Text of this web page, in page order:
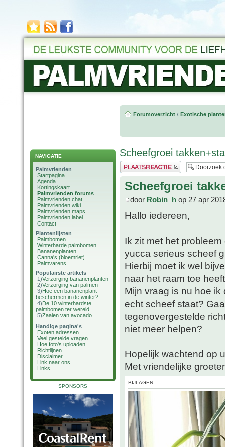
NAVIGATIE
Palmvrienden
Startpagina
Agenda
Kortingskaart
Palmvrienden forums
Palmvrienden chat
Palmvrienden wiki
Palmvrienden maps
Palmvrienden label
Contact
Plantenlijsten
Palmbomen
Winterharde palmbomen
Bananenplanten
Canna's (bloemriet)
Palmvarens
Populairste artikels
1)Verzorging bananenplanten
2)Verzorging van palmen
3)Hoe een bananenplant
beschermen in de winter?
4)De 10 winterhardste
palmbomen ter wereld
5)Zaaien van avocado
Handige pagina's
Exoten adressen
Veel gestelde vragen
Hoe foto's uploaden
Richtlijnen
Disclaimer
Link naar ons
Links
SPONSORS
Forumoverzicht ‹ Exotische
Scheefgroei
Plaats een reactie
Scheefgroei
door Robin_h op 27 apr
Hallo iedereen,
Ik zit met het
yucca serieus scheef
Hierbij moet ik wel
naar het raam toe
Mijn vraag is nu hoe
echt scheef staat?
tegenovergestelde
niet meer helpen?
Hopelijk wachtend op
Met vriendelijke
BIJLAGEN